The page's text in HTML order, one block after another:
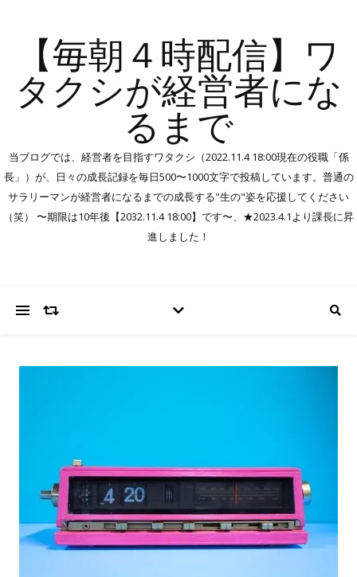
【毎朝４時配信】ワ
タクシが経営者にな
るまで
当ブログでは、経営者を目指すワタクシ（2022.11.4 18:00現在の役職「係
長」）が、日々の成長記録を毎日500〜1000文字で投稿しています。普通の
サラリーマンが経営者になるまでの成長する"生の"姿を応援してください
（笑） 〜期限は10年後【2032.11.4 18:00】です〜、★2023.4.1より課長に昇
進しました！